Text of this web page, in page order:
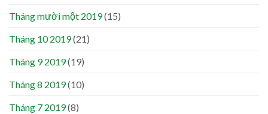
Tháng mười một 2019(15)
Tháng 10 2019(21)
Tháng 9 2019(19)
Tháng 8 2019(10)
Tháng 7 2019(8)